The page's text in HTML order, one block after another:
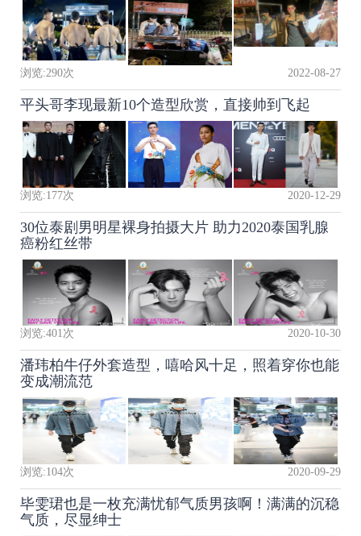
浏览:290次 2022-08-27
平头哥李现最新10个造型欣赏，直接帅到飞起
浏览:177次 2020-12-29
30位泰剧男明星裸身拍摄大片 助力2020泰国乳腺
癌粉红丝带
浏览:401次 2020-10-30
潘玮柏牛仔外套造型，嘻哈风十足，照着穿你也能
变成潮流范
浏览:104次 2020-09-29
毕雯珺也是一枚充满忧郁气质男孩啊！满满的沉稳
气质，尽显绅士